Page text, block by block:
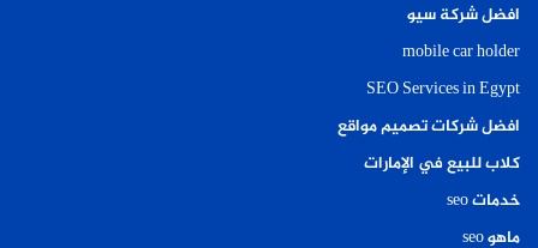
افضل شركة سيو
mobile car holder
SEO Services in Egypt
افضل شركات تصميم مواقع
كلاب للبيع في الإمارات
خدمات seo
ماهو seo